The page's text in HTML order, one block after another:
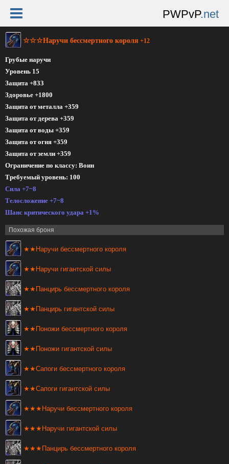
PWPvP.net
☆☆☆Наручи бессмертного короля +12
Грубые наручи
Уровень 15
Защита +833
Здоровье +1800
Защита от металла +359
Защита от дерева +359
Защита от воды +359
Защита от огня +359
Защита от земли +359
Ограничение по классу: Воин
Требуемый уровень: 100
Сила +7~8
Телосложение +7~8
Шанс критического удара +1%
Похожая броня
★★Наручи бессмертного короля
★★Наручи гигантской силы
★★Панцирь бессмертного короля
★★Панцирь гигантской силы
★★Поножи бессмертного короля
★★Поножи гигантской силы
★★Сапоги бессмертного короля
★★Сапоги гигантской силы
★★★Наручи бессмертного короля
★★★Наручи гигантской силы
★★★Панцирь бессмертного короля